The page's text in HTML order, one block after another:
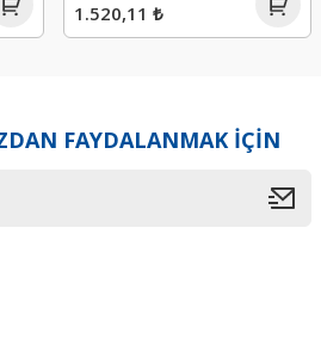
1.520,11 ₺
FAYDALANMAK İÇİN